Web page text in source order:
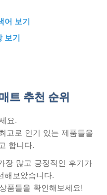
어 보기
보기
트 추천 순위
요.
고로 인기 있는 제품들을
합니다.
장 많고 긍정적인 후기가
해보았습니다.
품들을 확인해보세요!